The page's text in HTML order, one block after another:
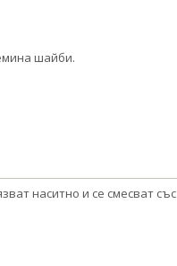
шайби.
наситно и се смесват със